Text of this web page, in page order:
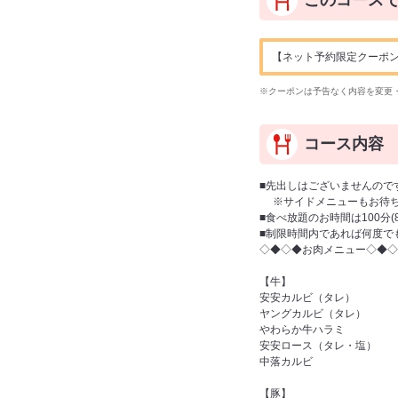
【ネット予約限定クー
※クーポンは予告なく内容を変更
コース内容
■先出しはございませんの
※サイドメニューもお待
■食べ放題のお時間は100分
■制限時間内であれば何度
◇◆◇◆お肉メニュー
【牛】
安安カルビ（タレ）
ヤングカルビ（タレ）
やわらか牛ハラミ
安安ロース（タレ・塩）
中落カルビ
【豚】